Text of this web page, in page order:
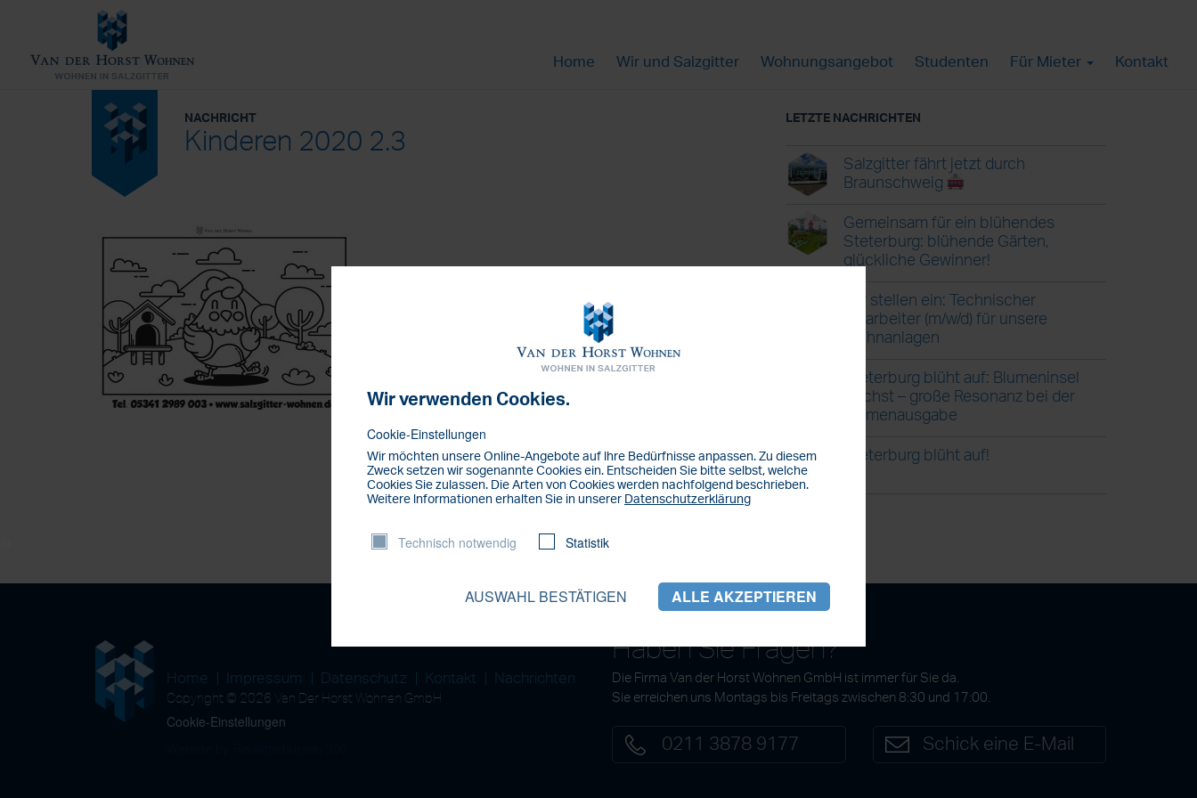
Home Wir und Salzgitter Wohnungsangebot Studenten Für Mieter Kontakt
NACHRICHT
Kinderen 2020 2.3
LETZTE NACHRICHTEN
Salzgitter fährt jetzt durch
Braunschweig
Gemeinsam für ein blühendes
Steterburg: blühende Gärten,
glückliche Gewinner!
Wir stellen ein: Technischer
Mitarbeiter (m/w/d) für unsere
Wohnanlagen
Steterburg blüht auf: Blumeninsel
wächst – große Resonanz bei der
Blumenausgabe
Steterburg blüht auf!
Home Impressum Datenschutz Kontakt Nachrichten
Copyright © 2026 Van Der Horst Wohnen GmbH
Cookie-Einstellungen
Haben Sie Fragen?
Die Firma Van der Horst Wohnen GmbH ist immer für Sie da.
Sie erreichen uns Montags bis Freitags zwischen 8:30 und 17:00.
0211 3878 9177 Schick eine E-Mail
Wir verwenden Cookies.
Cookie-Einstellungen
Wir möchten unsere Online-Angebote auf lhre Bedürfnisse anpassen. Zu diesem
Zweck setzen wir sogenannte Cookies ein. Entscheiden Sie bitte selbst, welche
Cookies Sie zulassen. Die Arten von Cookies werden nachfolgend beschrieben.
Weitere lnformationen erhalten Sie in unserer Datenschutzerklärung
Technisch notwendig Statistik
AUSWAHL BESTÄTIGEN ALLE AKZEPTIEREN